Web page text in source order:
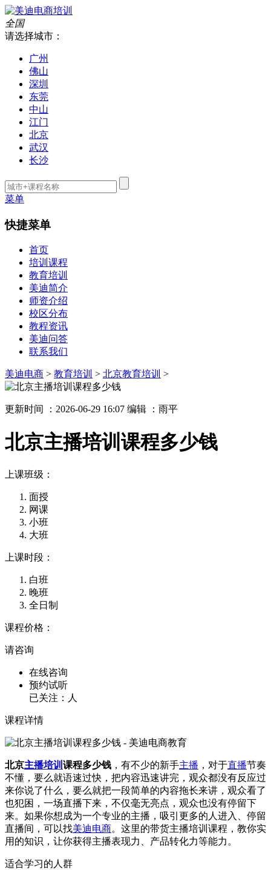
全国
请选择城市：
广州
佛山
深圳
东莞
中山
江门
北京
武汉
长沙
菜单
快捷菜单
首页
培训课程
教育培训
美迪简介
师资介绍
校区分布
教程资讯
美迪问答
联系我们
美迪电商 > 教育培训 > 北京教育培训 >
更新时间 ：2026-06-29 16:07 编辑 ：雨平
北京主播培训课程多少钱
上课班级：
面授
网课
小班
大班
上课时段：
白班
晚班
全日制
课程价格：
请咨询
在线咨询
预约试听
已关注： 人
课程详情
北京主播培训 课程多少钱 ，有不少的新手主播 ，对于直播节奏
不懂，要么就语速过快，把内容迅速讲完，观众都没有反应过
来你说了什么，要么就把一段简单的内容拖长来讲，观众看了
也犯困，一场直播下来，不仅毫无亮点，观众也没有停留下
来。如果你想成为一个专业的主播，吸引更多的人进入、停留
直播间，可以找美迪电商。这里的带货主播培训课程，教你实
用的知识，让你获得主播表现力、产品转化力等能力。
适合学习的人群